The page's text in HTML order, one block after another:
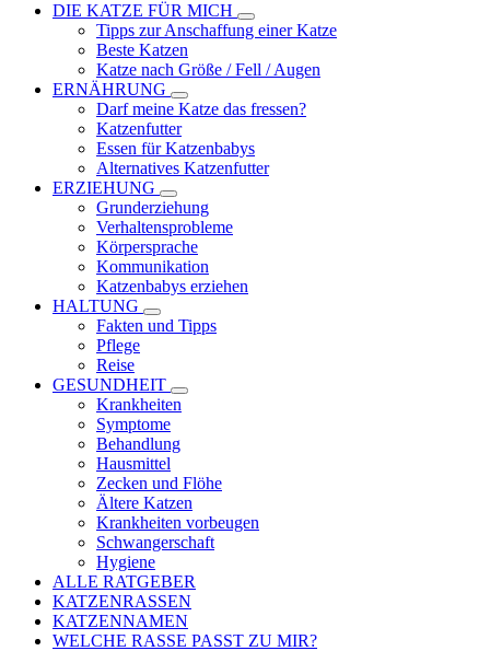
DIE KATZE FÜR MICH
Tipps zur Anschaffung einer Katze
Beste Katzen
Katze nach Größe / Fell / Augen
ERNÄHRUNG
Darf meine Katze das fressen?
Katzenfutter
Essen für Katzenbabys
Alternatives Katzenfutter
ERZIEHUNG
Grunderziehung
Verhaltensprobleme
Körpersprache
Kommunikation
Katzenbabys erziehen
HALTUNG
Fakten und Tipps
Pflege
Reise
GESUNDHEIT
Krankheiten
Symptome
Behandlung
Hausmittel
Zecken und Flöhe
Ältere Katzen
Krankheiten vorbeugen
Schwangerschaft
Hygiene
ALLE RATGEBER
KATZENRASSEN
KATZENNAMEN
WELCHE RASSE PASST ZU MIR?